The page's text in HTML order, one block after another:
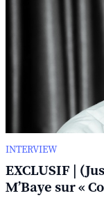
INTERVIEW
EXCLUSIF |
M’Baye sur «